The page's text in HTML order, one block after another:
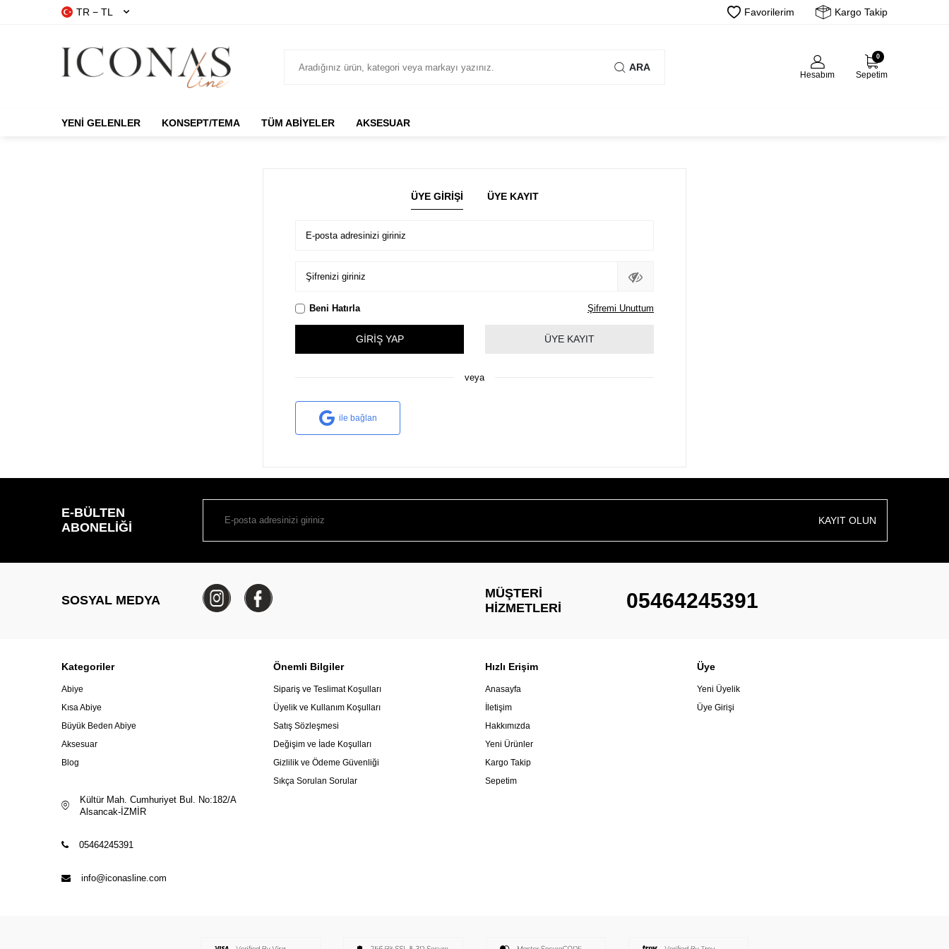
TR − TL Favorilerim Kargo Takip
ARA
Hesabım
0
Sepetim
YENI GELENLER KONSEPT/TEMA TÜM ABIYELER AKSESUAR
ÜYE GIRIŞI ÜYE KAYIT
E-posta adresinizi giriniz
Şifrenizi giriniz
Beni Hatırla Şifremi Unuttum
GIRIŞ YAP ÜYE KAYIT
veya
ile bağlan
E-BÜLTEN
ABONELIĞI
KAYIT OLUN
SOSYAL MEDYA
MÜŞTERI
HIZMETLERI
05464245391
Kategoriler
Abiye
Kısa Abiye
Büyük Beden Abiye
Aksesuar
Blog
Önemli Bilgiler
Sipariş ve Teslimat Koşulları
Üyelik ve Kullanım Koşulları
Satış Sözleşmesi
Değişim ve İade Koşulları
Gizlilik ve Ödeme Güvenliği
Sıkça Sorulan Sorular
Hızlı Erişim
Anasayfa
İletişim
Hakkımızda
Yeni Ürünler
Kargo Takip
Sepetim
Üye
Yeni Üyelik
Üye Girişi
Kültür Mah. Cumhuriyet Bul. No:182/A
Alsancak-İZMİR
05464245391
info@iconasline.com